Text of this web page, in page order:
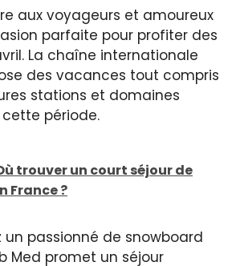
aux voyageurs et amoureux
parfaite pour profiter des
La chaîne internationale
des vacances tout compris
stations et domaines
période.
trouver un court séjour de
France ?
un passionné de snowboard
Med promet un séjour